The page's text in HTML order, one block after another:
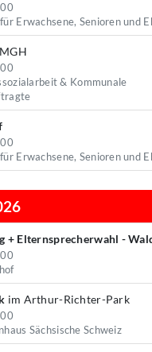
Erwachsene, Senioren und
& Kommunale
Erwachsene, Senioren und
+ Elternsprecherwahl -
im Arthur-Richter-Park
Sächsische Schweiz